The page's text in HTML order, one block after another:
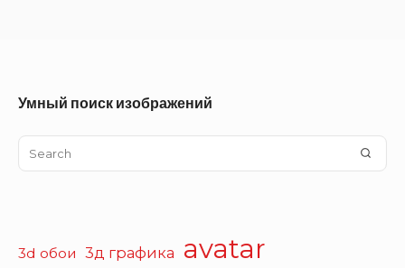
Умный поиск изображений
Search
for:
3d обои 3д графика avatar